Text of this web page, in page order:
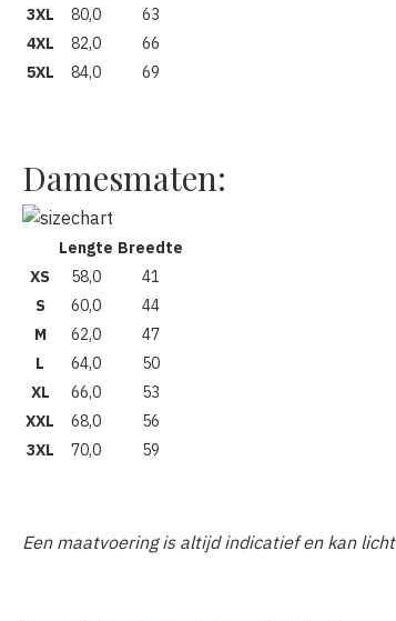
3XL
80,0
63
4XL
82,0
66
5XL
84,0 69
Damesmaten:
Lengte Breedte
XS
58,0
41
S
60,0
44
M
62,0
47
L
64,0
50
XL
66,0
53
XXL
68,0
56
3XL
70,0 59
Een maatvoering is altijd indicatief en kan